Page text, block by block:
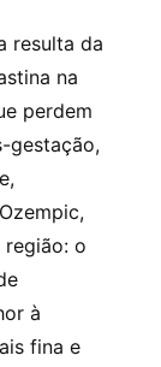
resulta da
na
perdem
gestação,
o
à
fina e